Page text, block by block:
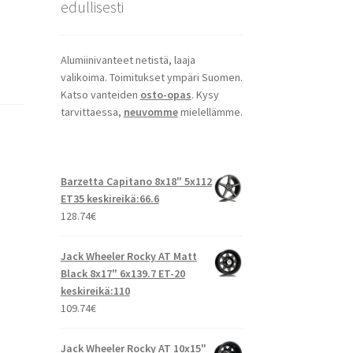
edullisesti
Alumiinivanteet netistä, laaja
valikoima. Toimitukset ympäri Suomen.
Katso vanteiden osto-opas. Kysy
tarvittaessa, neuvommemielellämme.
Barzetta Capitano 8x18" 5x112
ET35 keskireikä:66.6
128.74€
Jack Wheeler Rocky AT Matt
Black 8x17" 6x139.7 ET-20
keskireikä:110
109.74€
Jack Wheeler Rocky AT 10x15"